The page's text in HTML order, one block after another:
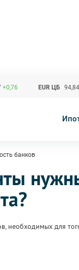
+0,76 EUR ЦБ 94,84
банков
необходимых для